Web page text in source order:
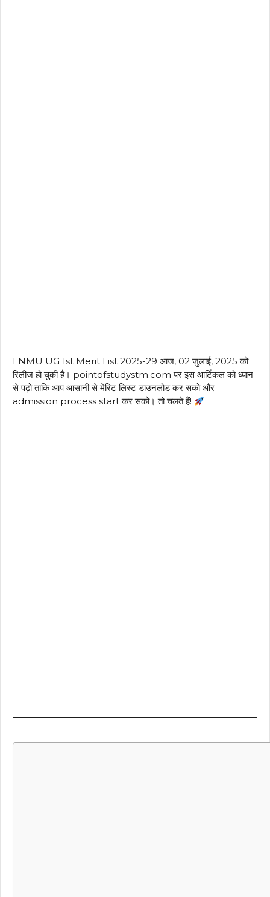
LNMU UG 1st Merit List 2025-29 आज, 02 जुलाई, 2025 को
रिलीज हो चुकी है। pointofstudystm.com पर इस आर्टिकल को ध्यान
से पढ़ो ताकि आप आसानी से मेरिट लिस्ट डाउनलोड कर सको और
admission process start कर सको। तो चलते हैं!